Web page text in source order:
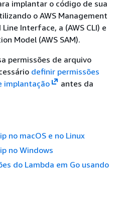
implantar o código de sua
o AWS Management
Interface, a (AWS CLI) e
Model (AWS SAM).
permissões de arquivo
definir permissões
implantação
antes da
no macOS e no Linux
no Windows
do Lambda em Go usando